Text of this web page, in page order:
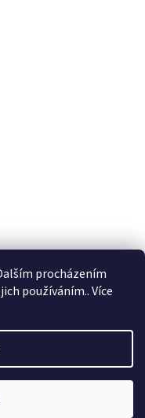
procházením
používáním.. Více
práva vyhrazena.Upravit